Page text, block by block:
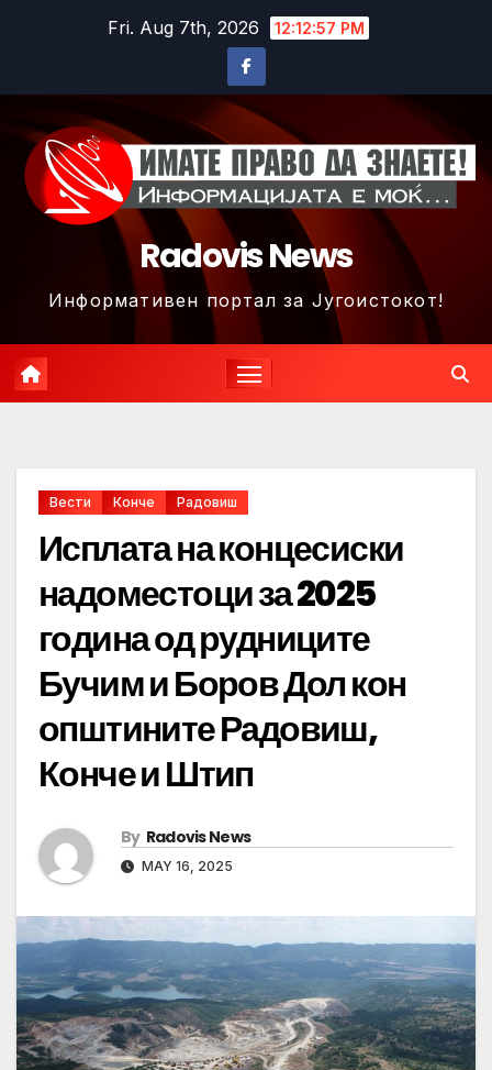
Fri. Aug 7th, 2026 12:13:00 PM
Radovis News
Информативен портал за Југоистокот!
Вести Конче Радовиш
Исплата на концесиски
надоместоци за 2025
година од рудниците
Бучим и Боров Дол кон
општините Радовиш,
Конче и Штип
By Radovis News
MAY 16, 2025